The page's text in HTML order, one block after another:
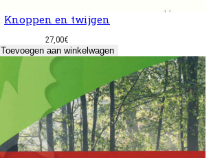
Knoppen en twijgen
27,00€
Toevoegen aan winkelwagen